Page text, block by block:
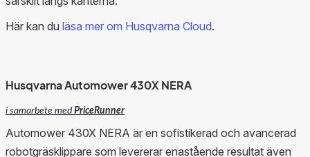
Här kan du läsa mer om Husqvarna Cloud.
Husqvarna Automower 430X NERA
i samarbete medPriceRunner
Automower 430X NERA är en sofistikerad och avancerad
robotgräsklippare som levererar enastående resultat även